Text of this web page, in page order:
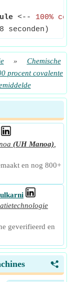
<-- 100%
seconden)
»
Chemische
procent covalente
(UH Manoa)
en nog 800+
geverifieerd en
<